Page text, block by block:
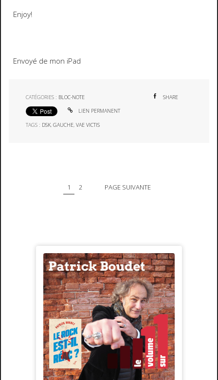
Enjoy!
Envoyé de mon iPad
CATÉGORIES : BLOC-NOTE SHARE
LIEN PERMANENT
TAGS : DSK,GAUCHE,VAE VICTIS
1 2 PAGE SUIVANTE